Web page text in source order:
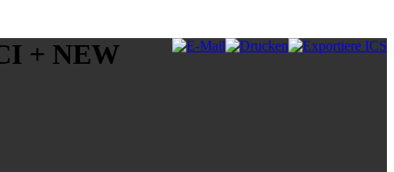
+ NEW